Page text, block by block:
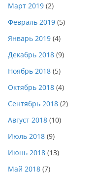
Март 2019 (2)
Февраль 2019 (5)
Январь 2019 (4)
Декабрь 2018 (9)
Ноябрь 2018 (5)
Октябрь 2018 (4)
Сентябрь 2018 (2)
Август 2018 (10)
Июль 2018 (9)
Июнь 2018 (13)
Май 2018 (7)